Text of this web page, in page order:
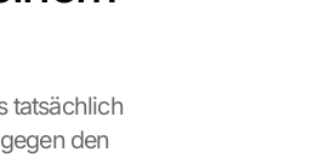
tatsächlich
den